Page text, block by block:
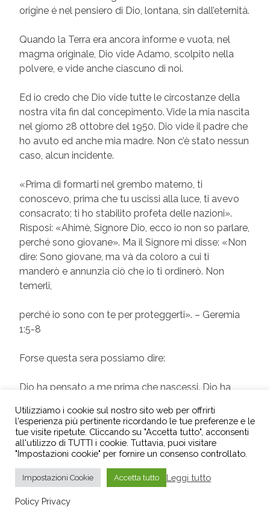
origine é nel pensiero di Dio, lontana, sin dall’eternità.
Quando la Terra era ancora informe e vuota, nel
magma originale, Dio vide Adamo, scolpito nella
polvere, e vide anche ciascuno di noi.
Ed io credo che Dio vide tutte le circostanze della
nostra vita fin dal concepimento. Vide la mia nascita
nel giorno 28 ottobre del 1950. Dio vide il padre che
ho avuto ed anche mia madre. Non c’è stato nessun
caso, alcun incidente.
«Prima di formarti nel grembo materno, ti
conoscevo, prima che tu uscissi alla luce, ti avevo
consacrato; ti ho stabilito profeta delle nazioni».
Risposi: «Ahimè, Signore Dio, ecco io non so parlare,
perché sono giovane». Ma il Signore mi disse: «Non
dire: Sono giovane, ma và da coloro a cui ti
manderò e annunzia ciò che io ti ordinerò. Non
temerli,
perché io sono con te per proteggerti». – Geremia
1:5-8
Forse questa sera possiamo dire:
Dio ha pensato a me prima che nascessi. Dio ha
gloria. Dio mi ha scelto. Dio vuole che io goda della
pace interiore.
Non ritornerò a dire:
Non servo a nulla. La mia vita non ha alcun senso.
Sono un incidente di percorso, un frutto non
Utilizziamo i cookie sul nostro sito web per offrirti
l'esperienza più pertinente ricordando le tue preferenze e le
tue visite ripetute. Cliccando su "Accetta tutto", acconsenti
all'utilizzo di TUTTI i cookie. Tuttavia, puoi visitare
"Impostazioni cookie" per fornire un consenso controllato.
Impostazioni Cookie Accetta tutto Leggi tutto
Policy Privacy